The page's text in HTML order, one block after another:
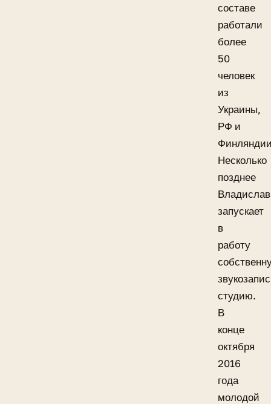
составе
работали
более
50
человек
из
Украины,
РФ и
Несколько
позднее
Владислав
запускает
в
работу
студию.
В
конце
октября
2016
года
молодой